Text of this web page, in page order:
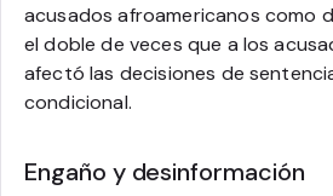
acusados afroamericanos como
el doble de veces que a los
afectó las decisiones de
condicional.
Engaño y desinformación